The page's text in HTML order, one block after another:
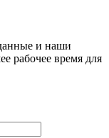
и наши
рабочее время для